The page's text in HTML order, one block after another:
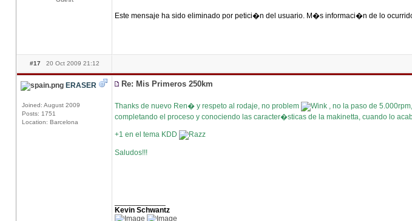
Este mensaje ha sido eliminado por petici�n del usuario. M�s informaci�n de lo
#17 20 Oct 2009 21:12
ERASER
Joined: August 2009
Posts: 1751
Location: Barcelona
Re: Mis Primeros 250km
Thanks de nuevo Ren� y respeto al rodaje, no problem , no la paso de
completando el proceso y conociendo las caracter�sticas de la makinetta, cuando lo
+1 en el tema KDD
Saludos!!!
Kevin Schwantz